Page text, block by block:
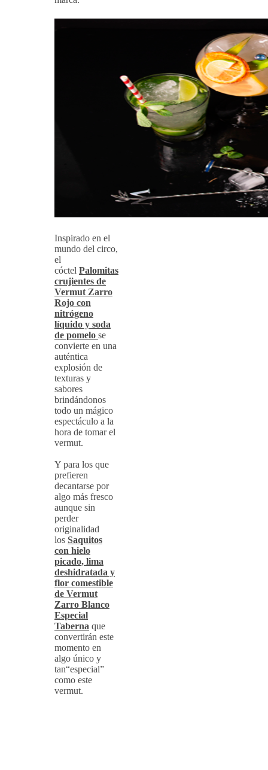
Inspirado en el
mundo del circo,
el
cóctel Palomitas
crujientes de
Vermut Zarro
Rojo con
nitrógeno
líquido y soda
de pomelo se
convierte en una
auténtica
explosión de
texturas y
sabores
brindándonos
todo un mágico
espectáculo a la
hora de tomar el
vermut.
Y para los que
prefieren
decantarse por
algo más fresco
aunque sin
perder
originalidad
los Saquitos
con hielo
picado, lima
deshidratada y
flor comestible
de Vermut
Zarro Blanco
Especial
Taberna que
convertirán este
momento en
algo único y
tan“especial”
como este
vermut.